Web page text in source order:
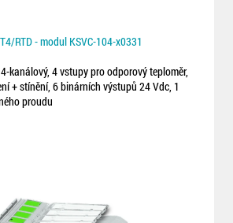
T4/RTD - modul KSVC-104-x0331
kanálový, 4 vstupy pro odporový teploměr,
+ stínění, 6 binárních výstupů 24 Vdc, 1
proudu